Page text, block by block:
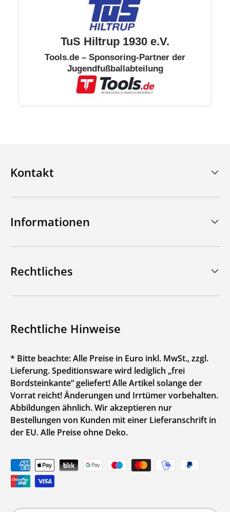
TuS Hiltrup 1930 e.V.
Tools.de – Sponsoring-Partner der
Jugendfußballabteilung
Kontakt
Informationen
Rechtliches
Rechtliche Hinweise
* Bitte beachte: Alle Preise in Euro inkl. MwSt., zzgl.
Lieferung. Speditionsware wird lediglich „frei
Bordsteinkante“ geliefert! Alle Artikel solange der
Vorrat reicht! Änderungen und Irrtümer vorbehalten.
Abbildungen ähnlich. Wir akzeptieren nur
Bestellungen von Kunden mit einer Lieferanschrift in
der EU. Alle Preise ohne Deko.
Zahlungsmethoden